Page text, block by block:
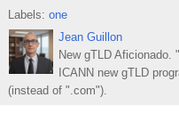
Labels: one
Jean Guillon
New gTLD Aficionado.
ICANN new gTLD
(instead of ".com").